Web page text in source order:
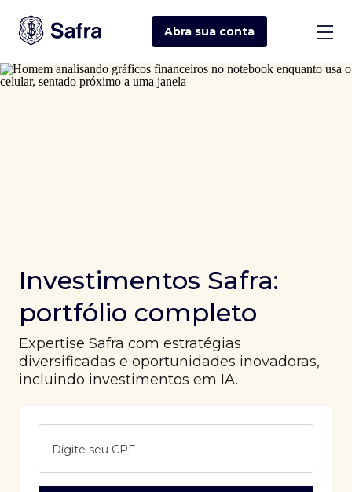
Abra sua conta
Investimentos Safra:
portfólio completo
Expertise Safra com estratégias
diversificadas e oportunidades inovadoras,
incluindo investimentos em IA.
Digite seu CPF